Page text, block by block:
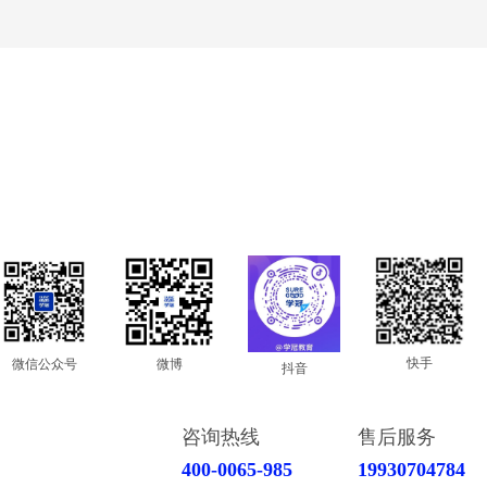
微信公众号 微博 抖音 快手
咨询热线
400-0065-985
售后服务
19930704784